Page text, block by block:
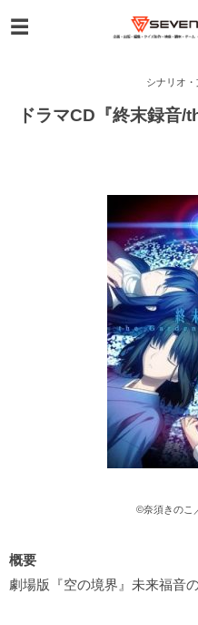
シナリオ
ドラマCD『終末録音
©奈須きのこ
概要
劇場版『空の境界』未来福音